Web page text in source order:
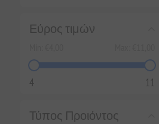
Εύρος τιμών
4 11
Τύπος Προιόντος